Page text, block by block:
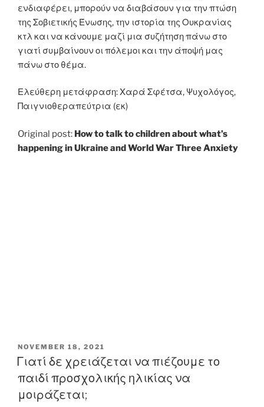
ενδιαφέρει, μπορούν να διαβάσουν για την πτώση
της Σοβιετικής Ένωσης, την ιστορία της Ουκρανίας
κτλ και να κάνουμε μαζί μια συζήτηση πάνω στο
γιατί συμβαίνουν οι πόλεμοι και την άποψή μας
πάνω στο θέμα.
Ελεύθερη μετάφραση: Χαρά Σφέτσα, Ψυχολόγος,
Παιγνιοθεραπεύτρια (εκ)
Original post: How to talk to children about what’s
happening in Ukraine and World War Three Anxiety
P
O
S
T
D
NOVEMBER 18, 2021
Γιατί δε χρειάζεται να πιέζουμε το
παιδί προσχολικής ηλικίας να
μοιράζεται;